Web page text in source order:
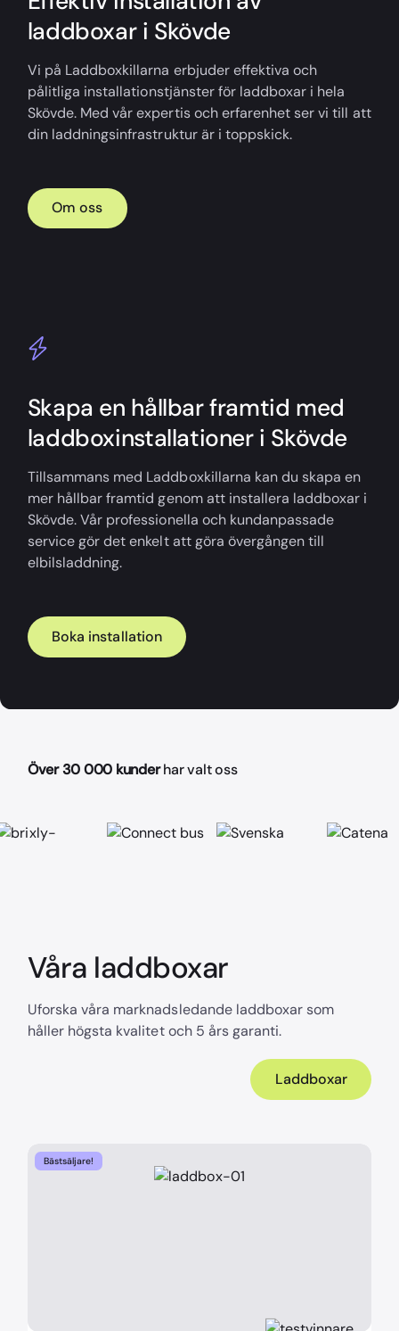
laddboxar i Skövde
Vi på Laddboxkillarna erbjuder effektiva och
pålitliga installationstjänster för laddboxar i hela
Skövde. Med vår expertis och erfarenhet ser vi till att
din laddningsinfrastruktur är i toppskick.
Om oss
Skapa en hållbar framtid med
laddboxinstallationer i Skövde
Tillsammans med Laddboxkillarna kan du skapa en
mer hållbar framtid genom att installera laddboxar i
Skövde. Vår professionella och kundanpassade
service gör det enkelt att göra övergången till
elbilsladdning.
Boka installation
Över 30 000 kunderhar valt oss
Våra laddboxar
Uforska våra marknadsledande laddboxar som
håller högsta kvalitet och 5 års garanti.
Laddboxar
Bästsäljare!